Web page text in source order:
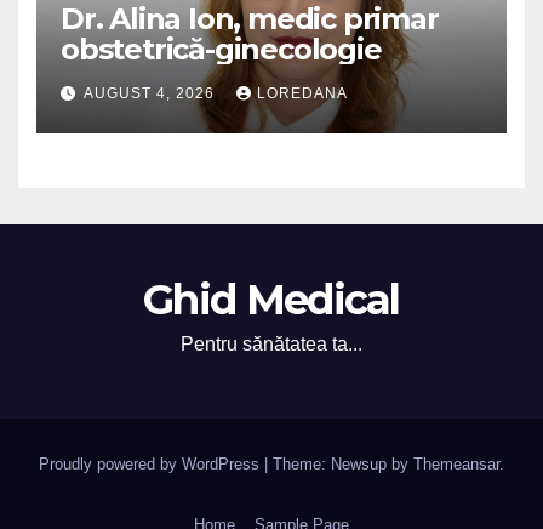
Dr. Alina Ion, medic primar
obstetrică-ginecologie
AUGUST 4, 2026 LOREDANA
Ghid Medical
Pentru sănătatea ta...
Proudly powered by WordPress Theme: Newsup by Themeansar.
Home Sample Page